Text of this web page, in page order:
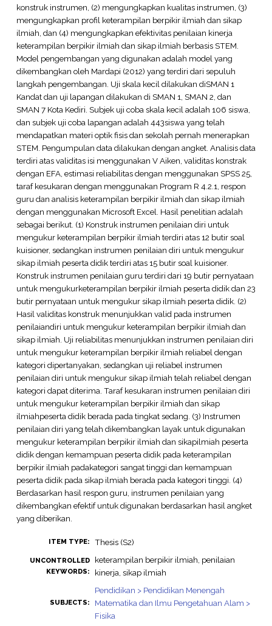
konstruk instrumen, (2) mengungkapkan kualitas instrumen, (3)
mengungkapkan profil keterampilan berpikir ilmiah dan sikap
ilmiah, dan (4) mengungkapkan efektivitas penilaian kinerja
keterampilan berpikir ilmiah dan sikap ilmiah berbasis STEM.
Model pengembangan yang digunakan adalah model yang
dikembangkan oleh Mardapi (2012) yang terdiri dari sepuluh
langkah pengembangan. Uji skala kecil dilakukan diSMAN 1
Kandat dan uji lapangan dilakukan di SMAN 1, SMAN 2, dan
SMAN 7 Kota Kediri. Subjek uji coba skala kecil adalah 106 siswa,
dan subjek uji coba lapangan adalah 443siswa yang telah
mendapatkan materi optik fisis dan sekolah pernah menerapkan
STEM. Pengumpulan data dilakukan dengan angket. Analisis data
terdiri atas validitas isi menggunakan V Aiken, validitas konstrak
dengan EFA, estimasi reliabilitas dengan menggunakan SPSS 25,
taraf kesukaran dengan menggunakan Program R 4.2.1, respon
guru dan analisis keterampilan berpikir ilmiah dan sikap ilmiah
dengan menggunakan Microsoft Excel. Hasil penelitian adalah
sebagai berikut. (1) Konstruk instrumen penilaian diri untuk
mengukur keterampilan berpikir ilmiah terdiri atas 12 butir soal
kuisioner, sedangkan instrumen penilaian diri untuk mengukur
sikap ilmiah peserta didik terdiri atas 15 butir soal kuisioner.
Konstruk instrumen penilaian guru terdiri dari 19 butir pernyataan
untuk mengukurketerampilan berpikir ilmiah peserta didik dan 23
butir pernyataan untuk mengukur sikap ilmiah peserta didik. (2)
Hasil validitas konstruk menunjukkan valid pada instrumen
penilaiandiri untuk mengukur keterampilan berpikir ilmiah dan
sikap ilmiah. Uji reliabilitas menunjukkan instrumen penilaian diri
untuk mengukur keterampilan berpikir ilmiah reliabel dengan
kategori dipertanyakan, sedangkan uji reliabel instrumen
penilaian diri untuk mengukur sikap ilmiah telah reliabel dengan
kategori dapat diterima. Taraf kesukaran instrumen penilaian diri
untuk mengukur keterampilan berpikir ilmiah dan sikap
ilmiahpeserta didik berada pada tingkat sedang. (3) Instrumen
penilaian diri yang telah dikembangkan layak untuk digunakan
mengukur keterampilan berpikir ilmiah dan sikapilmiah peserta
didik dengan kemampuan peserta didik pada keterampilan
berpikir ilmiah padakategori sangat tinggi dan kemampuan
peserta didik pada sikap ilmiah berada pada kategori tinggi. (4)
Berdasarkan hasil respon guru, instrumen penilaian yang
dikembangkan efektif untuk digunakan berdasarkan hasil angket
yang diberikan.
ITEM TYPE: Thesis (S2)
UNCONTROLLED
KEYWORDS:
keterampilan berpikir ilmiah, penilaian
kinerja, sikap ilmiah
SUBJECTS:
Pendidikan > Pendidikan Menengah
Matematika dan Ilmu Pengetahuan Alam >
Fisika